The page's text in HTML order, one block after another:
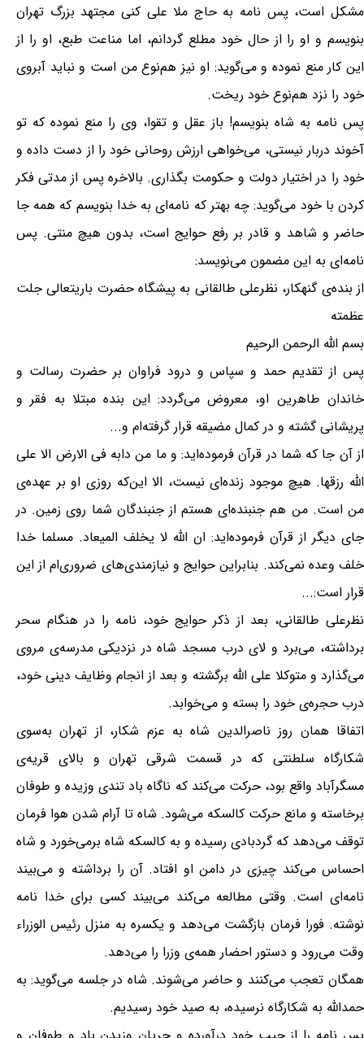
مشکل است، پس نامه به حاج ملا علی کنی مجتهد بزرگ تهران
بنویسم و او را از حال خود مطلع گردانم، اما مناعت طبع، او را از
این کار منع نموده و می‌گوید: او نیز هم‌نوع من است و نباید آبروی
خود را نزد هم‌نوع خود ریخت.
پس نامه به شاه بنویسم! باز عقل و تقوا، وی را منع نموده که تو
آخوند دربار نیستی، می‌خواهی ارزش روحانی خود را از دست داده و
خود را در اختیار دولت و حکومت بگذاری. بالاخره پس از مدتی فکر
کردن با خود می‌گوید: چه بهتر که نامه‌ای به خدا بنویسم که همه جا
حاضر و شاهد و قادر بر رفع حوایج است، بدون هیچ منتی. پس
نامه‌ای به این مضمون می‌نویسد:
از بنده‌ی گنهکار، نظرعلی طالقانی به پیشگاه حضرت باریتعالی جلت
عظمته
بسم الله الرحمن الرحیم
پس از تقدیم حمد و سپاس و درود فراوان بر حضرت رسالت و
خاندان طاهرین او، معروض می‌گردد: این بنده مبتلا به فقر و
پریشانی گشته و در کمال مضیقه قرار گرفته‌ام و...
از آن جا که شما در قرآن فرموده‌اید: و ما من دابه فی الارض الا علی
الله رزقها. هیچ موجود زنده‌ای نیست، الا این‌که روزی او بر عهده‌ی
من است. من هم جنبنده‌ای هستم از جنبندگان شما روی زمین. در
جای دیگر از قرآن فرموده‌اید: ان الله لا یخلف المیعاد. مسلما خدا
خلف وعده نمی‌کند. بنابراین حوایج و نیازمندی‌های ضروری‌ام از این
قرار است:...
نظرعلی طالقانی، بعد از ذکر حوایج خود، نامه را در هنگام سحر
برداشته، می‌برد و لای درب مسجد شاه در نزدیکی مدرسه‌ی مروی
می‌گذارد و متوکلا علی الله برگشته و بعد از انجام وظایف دینی خود،
درب حجره‌ی خود را بسته و می‌خوابد.
اتفاقا همان روز ناصرالدین شاه به عزم شکار، از تهران به‌سوی
شکارگاه سلطنتی که در قسمت شرقی تهران و بالای قریه‌ی
مسگرآباد واقع بود، حرکت می‌کند که ناگاه باد تندی وزیده و طوفان
برخاسته و مانع حرکت کالسکه می‌شود. شاه تا آرام شدن هوا فرمان
توقف می‌دهد که گردبادی رسیده و به کالسکه شاه برمی‌خورد و شاه
احساس می‌کند چیزی در دامن او افتاد. آن را برداشته و می‌بیند
نامه‌ای است. وقتی مطالعه می‌کند می‌بیند کسی برای خدا نامه
نوشته. فورا فرمان بازگشت می‌دهد و یکسره به منزل رئیس الوزراء
وقت می‌رود و دستور احضار همه‌ی وزرا را می‌دهد.
همگان تعجب می‌کنند و حاضر می‌شوند. شاه در جلسه می‌گوید: به
حمدالله به شکارگاه نرسیده، به صید خود رسیدیم.